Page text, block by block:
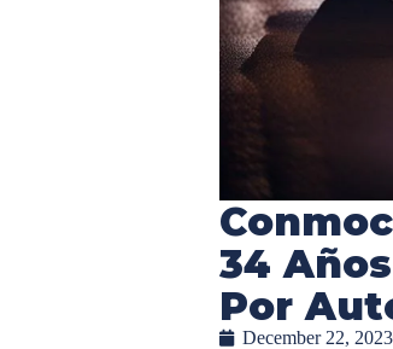
34
Por
December 22, 2023